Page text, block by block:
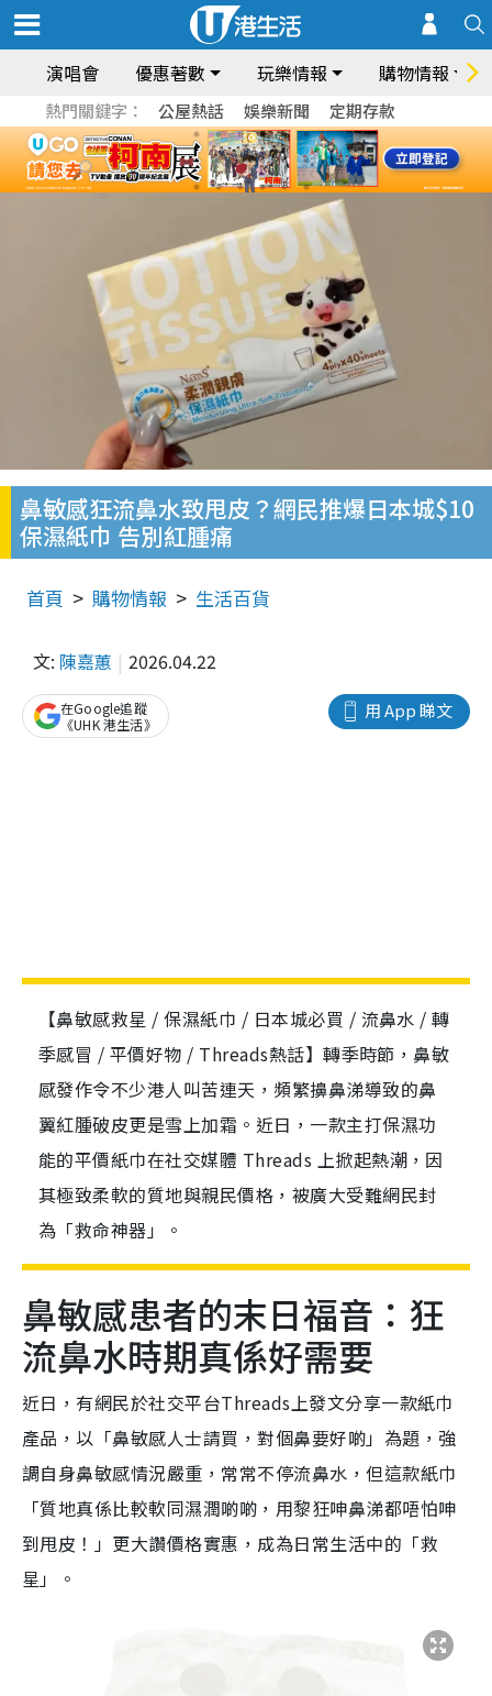
演唱會 優惠著數 玩樂情報 購物情報
熱門關鍵字： 公屋熱話 娛樂新聞 定期存款
鼻敏感狂流鼻水致甩皮？網民推爆日本城$10
保濕紙巾 告別紅腫痛
首頁 購物情報 生活百貨
文: 陳嘉蕙 2026.04.22
用 App 睇文
在Google追蹤
《UHK 港生活》
【鼻敏感救星 / 保濕紙巾 / 日本城必買 / 流鼻水 / 轉
季感冒 / 平價好物 / Threads熱話】轉季時節，鼻敏
感發作令不少港人叫苦連天，頻繁擤鼻涕導致的鼻
翼紅腫破皮更是雪上加霜。近日，一款主打保濕功
能的平價紙巾在社交媒體 Threads 上掀起熱潮，因
其極致柔軟的質地與親民價格，被廣大受難網民封
為「救命神器」。
鼻敏感患者的末日福音：狂
流鼻水時期真係好需要
近日，有網民於社交平台Threads上發文分享一款紙巾
產品，以「鼻敏感人士請買，對個鼻要好啲」為題，強
調自身鼻敏感情況嚴重，常常不停流鼻水，但這款紙巾
「質地真係比較軟同濕潤啲啲，用黎狂呻鼻涕都唔怕呻
到甩皮！」更大讚價格實惠，成為日常生活中的「救
星」。